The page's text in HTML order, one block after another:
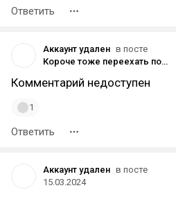
Ответить
Аккаунт удален в посте
Короче тоже переехать попытаюсь
Комментарий недоступен
1
Ответить
Аккаунт удален в посте
15.03.2024